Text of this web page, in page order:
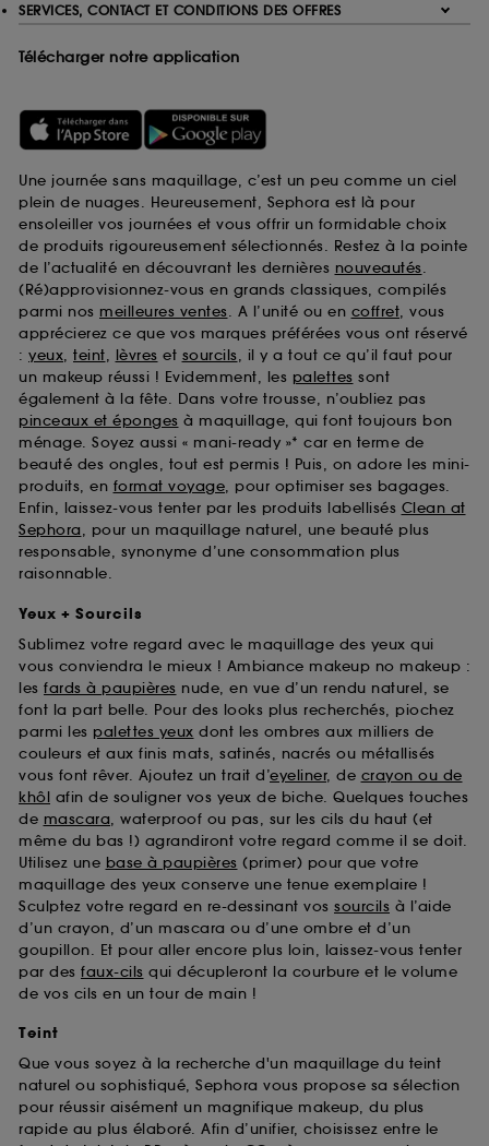
SERVICES, CONTACT ET CONDITIONS DES OFFRES
Télécharger notre application
Une journée sans maquillage, c’est un peu comme un ciel
plein de nuages. Heureusement, Sephora est là pour
ensoleiller vos journées et vous offrir un formidable choix
de produits rigoureusement sélectionnés. Restez à la pointe
de l’actualité en découvrant les dernières nouveautés.
(Ré)approvisionnez-vous en grands classiques, compilés
parmi nos meilleures ventes. A l’unité ou en coffret, vous
apprécierez ce que vos marques préférées vous ont réservé
: yeux, teint, lèvres et sourcils, il y a tout ce qu’il faut pour
un makeup réussi ! Evidemment, les palettes sont
également à la fête. Dans votre trousse, n’oubliez pas
pinceaux et éponges à maquillage, qui font toujours bon
ménage. Soyez aussi « mani-ready »* car en terme de
beauté des ongles, tout est permis ! Puis, on adore les mini-
produits, en format voyage, pour optimiser ses bagages.
Enfin, laissez-vous tenter par les produits labellisés Clean at
Sephora, pour un maquillage naturel, une beauté plus
responsable, synonyme d’une consommation plus
raisonnable.
Yeux + Sourcils
Sublimez votre regard avec le maquillage des yeux qui
vous conviendra le mieux ! Ambiance makeup no makeup :
les fards à paupières nude, en vue d’un rendu naturel, se
font la part belle. Pour des looks plus recherchés, piochez
parmi les palettes yeux dont les ombres aux milliers de
couleurs et aux finis mats, satinés, nacrés ou métallisés
vous font rêver. Ajoutez un trait d’eyeliner, de crayon ou de
khôl afin de souligner vos yeux de biche. Quelques touches
de mascara, waterproof ou pas, sur les cils du haut (et
même du bas !) agrandiront votre regard comme il se doit.
Utilisez une base à paupières (primer) pour que votre
maquillage des yeux conserve une tenue exemplaire !
Sculptez votre regard en re-dessinant vos sourcils à l’aide
d’un crayon, d’un mascara ou d’une ombre et d’un
goupillon. Et pour aller encore plus loin, laissez-vous tenter
par des faux-cils qui décupleront la courbure et le volume
de vos cils en un tour de main !
Teint
Que vous soyez à la recherche d'un maquillage du teint
naturel ou sophistiqué, Sephora vous propose sa sélection
pour réussir aisément un magnifique makeup, du plus
rapide au plus élaboré. Afin d’unifier, choisissez entre le